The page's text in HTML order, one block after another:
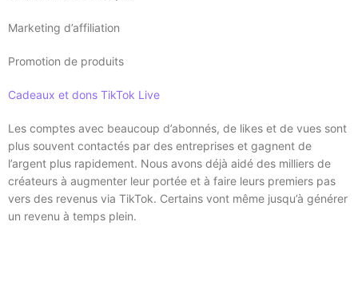
Marketing d’affiliation
Promotion de produits
Cadeaux et dons TikTok Live
Les comptes avec beaucoup d’abonnés, de likes et de vues sont
plus souvent contactés par des entreprises et gagnent de
l’argent plus rapidement. Nous avons déjà aidé des milliers de
créateurs à augmenter leur portée et à faire leurs premiers pas
vers des revenus via TikTok. Certains vont même jusqu’à générer
un revenu à temps plein.